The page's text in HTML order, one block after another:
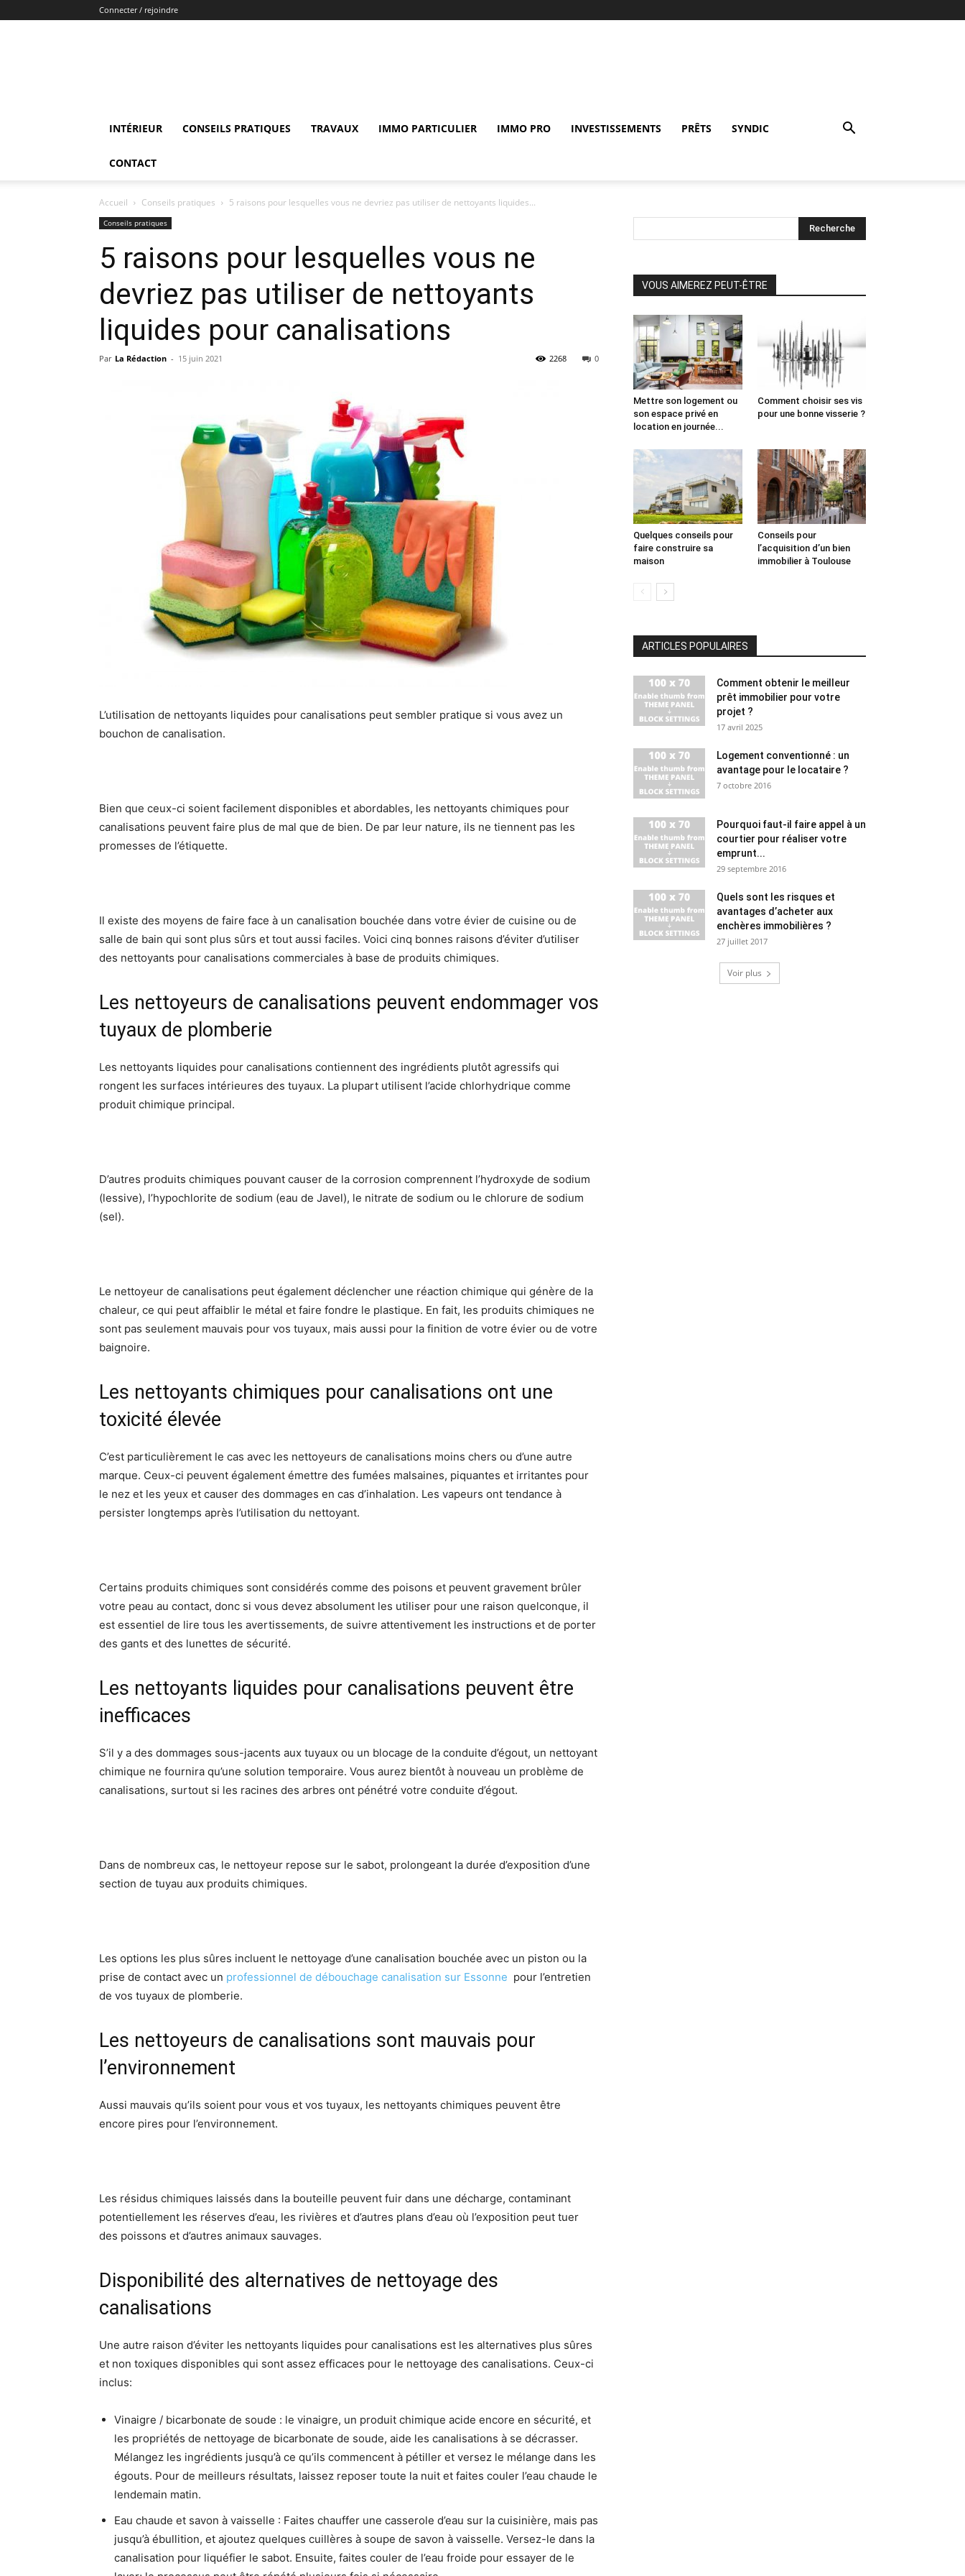
Connecter / rejoindre
INTÉRIEUR CONSEILS PRATIQUES TRAVAUX IMMO PARTICULIER IMMO PRO INVESTISSEMENTS PRÊTS SYNDIC
CONTACT
Accueil Conseils pratiques 5 raisons pour lesquelles vous ne devriez pas utiliser de nettoyants liquides...
Conseils pratiques
5 raisons pour lesquelles vous ne
devriez pas utiliser de nettoyants
liquides pour canalisations
Par La Rédaction - 15 juin 2021 0
2268
L’utilisation de nettoyants liquides pour canalisations peut sembler pratique si vous avez un
bouchon de canalisation.
Bien que ceux-ci soient facilement disponibles et abordables, les nettoyants chimiques pour
canalisations peuvent faire plus de mal que de bien. De par leur nature, ils ne tiennent pas les
promesses de l’étiquette.
Il existe des moyens de faire face à un canalisation bouchée dans votre évier de cuisine ou de
salle de bain qui sont plus sûrs et tout aussi faciles. Voici cinq bonnes raisons d’éviter d’utiliser
des nettoyants pour canalisations commerciales à base de produits chimiques.
Les nettoyeurs de canalisations peuvent endommager vos
tuyaux de plomberie
Les nettoyants liquides pour canalisations contiennent des ingrédients plutôt agressifs qui
rongent les surfaces intérieures des tuyaux. La plupart utilisent l’acide chlorhydrique comme
produit chimique principal.
D’autres produits chimiques pouvant causer de la corrosion comprennent l’hydroxyde de sodium
(lessive), l’hypochlorite de sodium (eau de Javel), le nitrate de sodium ou le chlorure de sodium
(sel).
Le nettoyeur de canalisations peut également déclencher une réaction chimique qui génère de la
chaleur, ce qui peut affaiblir le métal et faire fondre le plastique. En fait, les produits chimiques ne
sont pas seulement mauvais pour vos tuyaux, mais aussi pour la finition de votre évier ou de votre
baignoire.
Les nettoyants chimiques pour canalisations ont une
toxicité élevée
C’est particulièrement le cas avec les nettoyeurs de canalisations moins chers ou d’une autre
marque. Ceux-ci peuvent également émettre des fumées malsaines, piquantes et irritantes pour
le nez et les yeux et causer des dommages en cas d’inhalation. Les vapeurs ont tendance à
persister longtemps après l’utilisation du nettoyant.
Certains produits chimiques sont considérés comme des poisons et peuvent gravement brûler
votre peau au contact, donc si vous devez absolument les utiliser pour une raison quelconque, il
est essentiel de lire tous les avertissements, de suivre attentivement les instructions et de porter
des gants et des lunettes de sécurité.
Les nettoyants liquides pour canalisations peuvent être
inefficaces
S’il y a des dommages sous-jacents aux tuyaux ou un blocage de la conduite d’égout, un nettoyant
chimique ne fournira qu’une solution temporaire. Vous aurez bientôt à nouveau un problème de
canalisations, surtout si les racines des arbres ont pénétré votre conduite d’égout.
Dans de nombreux cas, le nettoyeur repose sur le sabot, prolongeant la durée d’exposition d’une
section de tuyau aux produits chimiques.
Les options les plus sûres incluent le nettoyage d’une canalisation bouchée avec un piston ou la
prise de contact avec un professionnel de débouchage canalisation sur Essonne pour l’entretien
de vos tuyaux de plomberie.
Les nettoyeurs de canalisations sont mauvais pour
l’environnement
Aussi mauvais qu’ils soient pour vous et vos tuyaux, les nettoyants chimiques peuvent être
encore pires pour l’environnement.
Les résidus chimiques laissés dans la bouteille peuvent fuir dans une décharge, contaminant
potentiellement les réserves d’eau, les rivières et d’autres plans d’eau où l’exposition peut tuer
des poissons et d’autres animaux sauvages.
Disponibilité des alternatives de nettoyage des
canalisations
Une autre raison d’éviter les nettoyants liquides pour canalisations est les alternatives plus sûres
et non toxiques disponibles qui sont assez efficaces pour le nettoyage des canalisations. Ceux-ci
inclus:
Vinaigre / bicarbonate de soude : le vinaigre, un produit chimique acide encore en sécurité, et
les propriétés de nettoyage de bicarbonate de soude, aide les canalisations à se décrasser.
Mélangez les ingrédients jusqu’à ce qu’ils commencent à pétiller et versez le mélange dans les
égouts. Pour de meilleurs résultats, laissez reposer toute la nuit et faites couler l’eau chaude le
lendemain matin.
Eau chaude et savon à vaisselle : Faites chauffer une casserole d’eau sur la cuisinière, mais pas
jusqu’à ébullition, et ajoutez quelques cuillères à soupe de savon à vaisselle. Versez-le dans la
canalisation pour liquéfier le sabot. Ensuite, faites couler de l’eau froide pour essayer de le
VOUS AIMEREZ PEUT-ÊTRE
Mettre son logement ou
son espace privé en
location en journée...
Comment choisir ses vis
pour une bonne visserie ?
Quelques conseils pour
faire construire sa
maison
Conseils pour
l’acquisition d’un bien
immobilier à Toulouse
ARTICLES POPULAIRES
Comment obtenir le meilleur
prêt immobilier pour votre
projet ?
17 avril 2025
Logement conventionné : un
avantage pour le locataire ?
7 octobre 2016
Pourquoi faut-il faire appel à un
courtier pour réaliser votre
emprunt...
29 septembre 2016
Quels sont les risques et
avantages d’acheter aux
enchères immobilières ?
27 juillet 2017
Voir plus